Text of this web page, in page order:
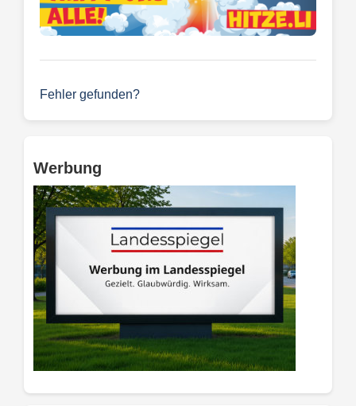
Fehler gefunden?
Werbung